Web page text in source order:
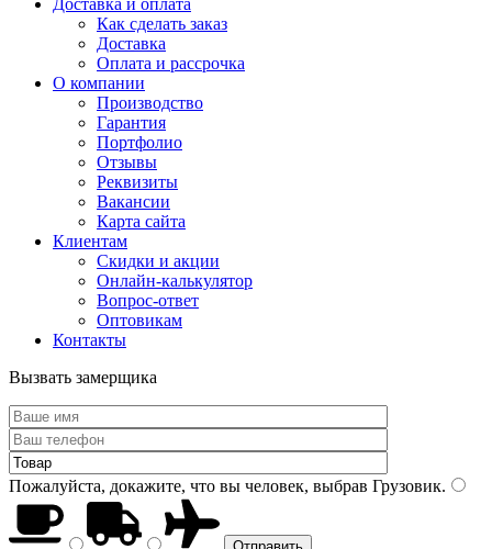
Доставка и оплата
Как сделать заказ
Доставка
Оплата и рассрочка
О компании
Производство
Гарантия
Портфолио
Отзывы
Реквизиты
Вакансии
Карта сайта
Клиентам
Скидки и акции
Онлайн-калькулятор
Вопрос-ответ
Оптовикам
Контакты
Вызвать замерщика
Пожалуйста, докажите, что вы человек, выбрав Грузовик.